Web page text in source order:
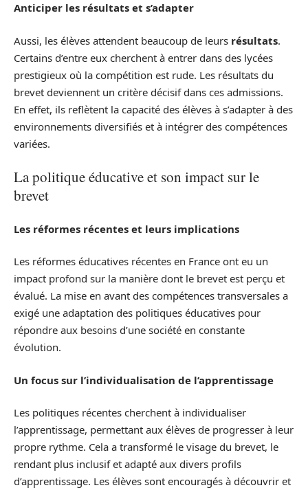
Anticiper les résultats et s’adapter
Aussi, les élèves attendent beaucoup de leurs résultats.
Certains d’entre eux cherchent à entrer dans des lycées
prestigieux où la compétition est rude. Les résultats du
brevet deviennent un critère décisif dans ces admissions.
En effet, ils reflètent la capacité des élèves à s’adapter à des
environnements diversifiés et à intégrer des compétences
variées.
La politique éducative et son impact sur le
brevet
Les réformes récentes et leurs implications
Les réformes éducatives récentes en France ont eu un
impact profond sur la manière dont le brevet est perçu et
évalué. La mise en avant des compétences transversales a
exigé une adaptation des politiques éducatives pour
répondre aux besoins d’une société en constante
évolution.
Un focus sur l’individualisation de l’apprentissage
Les politiques récentes cherchent à individualiser
l’apprentissage, permettant aux élèves de progresser à leur
propre rythme. Cela a transformé le visage du brevet, le
rendant plus inclusif et adapté aux divers profils
d’apprentissage. Les élèves sont encouragés à découvrir et